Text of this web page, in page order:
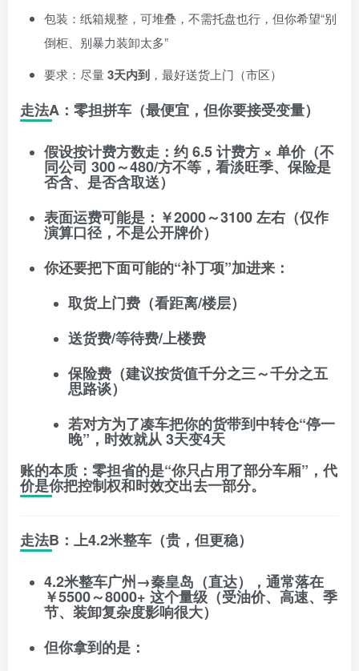
包装：纸箱规整，可堆叠，不需托盘也行，但你希望“别
倒柜、别暴力装卸太多”
要求：尽量3天内到 ，最好送货上门（市区）
走法A：零担拼车（最便宜，但你要接受变量）
假设按计费方数走：约6.5 计费方 × 单价（不
同公司 300～480/方不等，看淡旺季、保险是
否含、是否含取送）
表面运费可能是： ￥2000～3100 左右 （仅作
演算口径，不是公开牌价）
你还要把下面可能的“补丁项”加进来：
取货上门费（看距离/楼层）
送货费/等待费/上楼费
保险费（建议按货值千分之三～千分之五
思路谈）
若对方为了凑车把你的货带到中转仓“停一
晚”，时效就从3天变4天
账的本质 ：零担省的是“你只占用了部分车厢”，代
价是你把控制权和时效交出去一部分。
走法B：上4.2米整车（贵，但更稳）
4.2米整车广州→秦皇岛（直达），通常落在
￥5500～8000+ 这个量级（受油价、高速、季
节、装卸复杂度影响很大）
但你拿到的是：